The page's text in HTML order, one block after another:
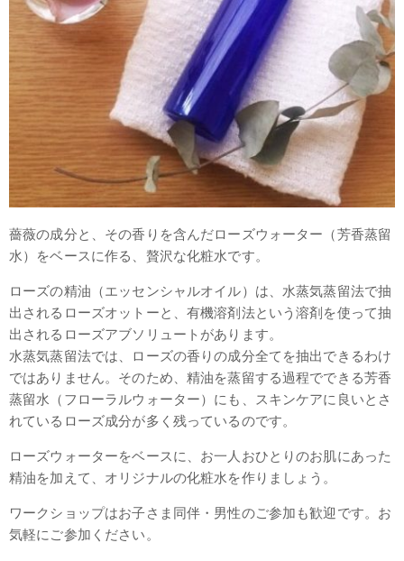
薔薇の成分と、その香りを含んだローズウォーター（芳香蒸留
水）をベースに作る、贅沢な化粧水です。
ローズの精油（エッセンシャルオイル）は、水蒸気蒸留法で抽
出されるローズオットーと、有機溶剤法という溶剤を使って抽
出されるローズアブソリュートがあります。
水蒸気蒸留法では、ローズの香りの成分全てを抽出できるわけ
ではありません。そのため、精油を蒸留する過程でできる芳香
蒸留水（フローラルウォーター）にも、スキンケアに良いとさ
れているローズ成分が多く残っているのです。
ローズウォーターをベースに、お一人おひとりのお肌にあった
精油を加えて、オリジナルの化粧水を作りましょう。
ワークショップはお子さま同伴・男性のご参加も歓迎です。お
気軽にご参加ください。